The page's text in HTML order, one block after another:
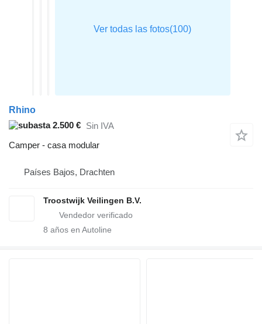
Rhino
2.500 € Sin IVA
Camper - casa modular
Países Bajos, Drachten
Troostwijk Veilingen B.V.
8 años en Autoline